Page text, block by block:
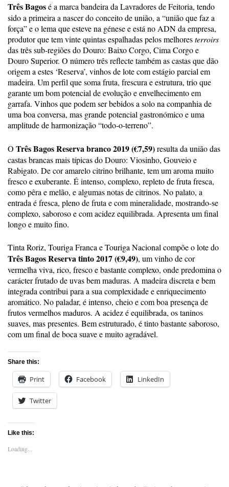
Três Bagosé a marca bandeira da Lavradores de Feitoria, tendo
sido a primeira a nascer do conceito de união, a “união que faz a
força” e o lema que esteve na génese e está no ADN da empresa,
produtor que tem vinte quintas espalhadas pelos melhoresterroirs
das três sub-regiões do Douro: Baixo Corgo, Cima Corgo e
Douro Superior. O número três reflecte também as castas que dão
origem a estes ‘Reserva’, vinhos de lote com estágio parcial em
madeira. Um perfil que soma fruta, frescura e estrutura, trio que
garante um bom potencial de evolução e envelhecimento em
garrafa. Vinhos que podem ser bebidos a solo na companhia de
uma boa conversa, mas grande potencial gastronómico e uma
amplitude de harmonização “todo-o-terreno”.
O Três Bagos Reserva branco 2019 (€7,59)resulta da união das
castas brancas mais típicas do Douro: Viosinho, Gouveio e
Rabigato. De cor amarelo citrino brilhante, tem um aroma muito
fresco e exuberante. É intenso, complexo, repleto de fruta fresca,
como pêra e melão, e algumas notas de citrinos. No palato, a
entrada é fresca, pleno de fruta e com mineralidade, mostrando-se
complexo, saboroso e com acidez equilibrada. Apresenta um final
longo e muito fino.
Tinta Roriz, Touriga Franca e Touriga Nacional compõe o lote do
Três Bagos Reserva tinto 2017 (€9,49), um vinho de cor
vermelha viva, rico, fresco e bastante complexo, onde predomina o
carácter frutado de uvas bem maduras. A madeira discreta e bem
integrada contribui para a sua complexidade e enriquecimento
aromático. No paladar, é intenso, cheio e com boa presença de
frutos vermelhos maduros. A acidez é equilibrada, os taninos
suaves, mas presentes. Bem estruturado, é tinto bastante saboroso,
com um final de boca suave e muito agradável.
Share this:
Print Facebook LinkedIn
Twitter
Like this:
Loading...